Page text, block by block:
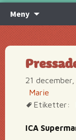
Meny
innehåll
21
Marie
Etiketter:
ICA